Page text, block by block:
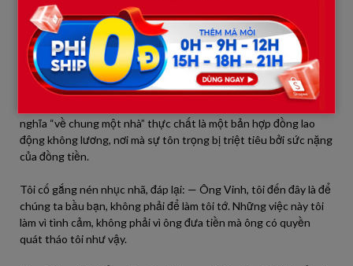
cho tử tế vào chứ!
Câu nói của ông như một cái tát vào lòng tự trọng của tôi. Tôi
bàng hoàng nhận ra, trong mắt ông, tôi không phải là một người
bạn đời, một người tri kỷ để nương tựa nhau lúc tuổi già. Tôi chỉ
là một người giúp việc cao cấp, một kẻ được ông “mua” về bằng
nghĩa “về chung một nhà” thực chất là một bản hợp đồng lao
động không lương, nơi mà sự tôn trọng bị triệt tiêu bởi sức nặng
của đồng tiền.
Tôi cố gắng nén nhục nhã, đáp lại: — Ông Vinh, tôi đến đây là để
chúng ta bầu bạn, không phải để làm tôi tớ. Những việc này tôi
làm vì tình cảm, không phải vì ông đưa tiền mà ông có quyền
quát tháo tôi như vậy.